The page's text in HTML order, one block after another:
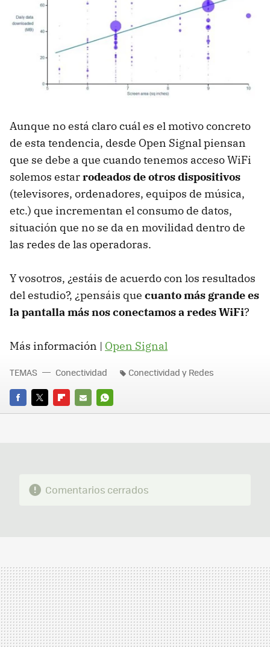
Aunque no está claro cuál es el motivo concreto
de esta tendencia, desde Open Signal piensan
que se debe a que cuando tenemos acceso WiFi
solemos estarrodeados de otros dispositivos
(televisores, ordenadores, equipos de música,
etc.) que incrementan el consumo de datos,
situación que no se da en movilidad dentro de
las redes de las operadoras.
Y vosotros, ¿estáis de acuerdo con los resultados
del estudio?, ¿pensáis que cuanto más grande es
la pantalla más nos conectamos a redes WiFi?
Más información | Open Signal
FACEBOOK
TWITTERFLIPBOARD
E-
WHATSAPP
TEMAS Conectividad Conectividad y Redes
Comentarios cerrados